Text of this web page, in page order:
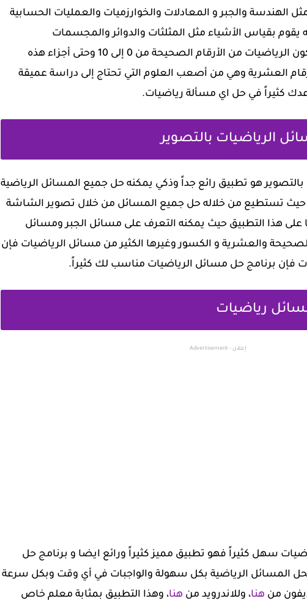
الهندسة والجبر و المعادلات والخوارزميات والعمليات الحسابية
يقوم بقياس الأشياء مثل المثلثات والدوائر والمجسمات
والمكعبات وغيرها الكثير وتتكون الرياضيات من الأرقام الصحيحة من 0 إلى 10 وحتى أجزاء هذه
العشرية وهي من أصعب العلوم التي تحتاج إلى دراسة عميقة
كثيراً في حل اي مسألة رياضيات.
الرياضيات بالتصوير
هو‏ تطبيق رائع جداً وذكي يمكنه حل جميع المسائل الرياضية
تستطيع من خلاله حل جميع المسائل من خلال تصوير الشاشة
على هذا التطبيق حيث يمكنه التعرف على مسائل الجبر ومسائل
والعشرية و الكسور وغيرها الكثير من مسائل الرياضيات فإن
فإن برنامج حل مسائل الرياضيات مناسب لك كثيراً.
رياضيات
إعلان - Advertisement
سهل كثيراً فهو تطبيق مميز كثيراً ورائع ايضا و برنامج حل
المسائل الرياضية بكل سهولة والواجبات في أي وقت وبكل سرعة
هنا، وللاندرويد من هنا، وهذا التطبيق بمثابة معلم خاص